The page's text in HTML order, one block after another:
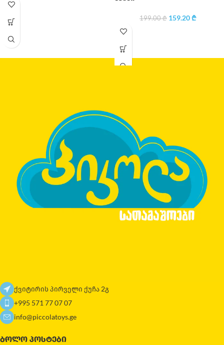
199.00₾ 159.20₾
ქვიტირის პირველი ქუჩა 2გ
+995 571 77 07 07
info@piccolatoys.ge
ᲑᲝᲚᲝ ᲞᲝᲡᲢᲔᲑᲘ